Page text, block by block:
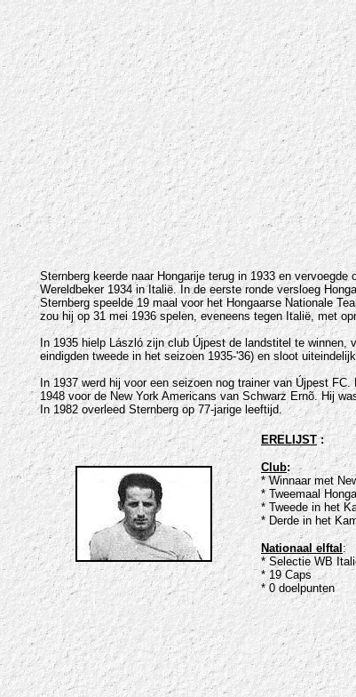
Sternberg keerde naar Hongarije terug in 1933 en
Wereldbeker 1934 in Italië. In de eerste ronde versloeg
Sternberg speelde 19 maal voor het Hongaarse Nationale
zou hij op 31 mei 1936 spelen, eveneens tegen Italië, met
In 1935 hielp László zijn club Újpest de landstitel te winnen,
eindigden tweede in het seizoen 1935-'36) en sloot
In 1937 werd hij voor een seizoen nog trainer van Újpest
1948 voor de New York Americans van Schwarz Ernõ. Hij
In 1982 overleed Sternberg op 77-jarige leeftijd.
ERELIJST:
Club:
*Winnaar met
* Tweemaal
* Tweede in het
* Derde in het
Nationaal elftal:
* Selectie WB
* 19 Caps
* 0 doelpunten